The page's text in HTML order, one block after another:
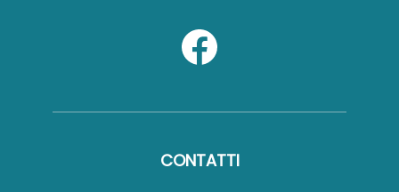
CONTATTI